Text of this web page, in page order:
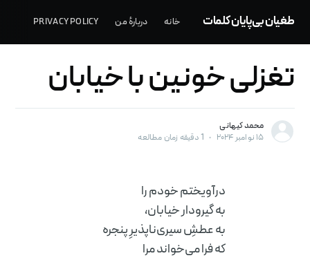
طغیان بی‌پایان کلمات خانه دربارهٔ من PRIVACY POLICY
تغزلی خونین با خیابان
محمد کیهانی
۱۵ نوامبر ۲۰۲۴
•
درآویختم خودم را
به گیرودار خیابان،
به عطشِ سیری‌ناپذیرِ پنجره
که فرا می‌خواند مرا